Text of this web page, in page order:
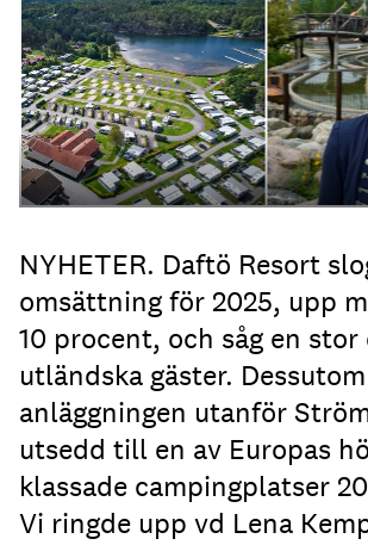
NYHETER. Daftö Resort
omsättning för 2025, upp
10 procent, och såg en stor
utländska gäster.
anläggningen utanför
utsedd till en av Europas
klassade campingplatser
Vi ringde upp vd Lena